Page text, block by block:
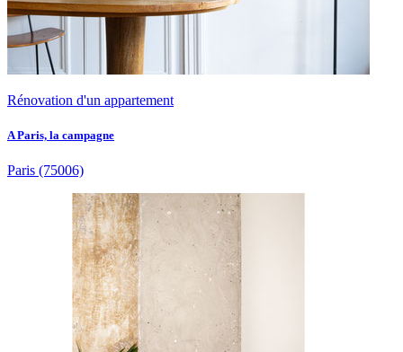
Rénovation d'un appartement
A Paris, la campagne
Paris (75006)